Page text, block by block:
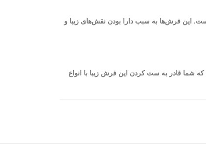
و اساسی فرش 1200 شانه، ظرافت و نرم بودن الیاف فرش است. این فرش‌ها به سبب دارا بودن نقش‌های زیبا و
به گونه‌ای است که شما قادر به ست کردن این فرش زیبا با انواع